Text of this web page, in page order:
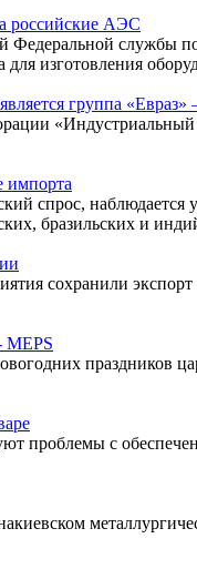
российские АЭС
службы
изготовления
группа «Евраз»
импорта
спрос,
бразильских и
сохранили
MEPS
праздников
проблемы с